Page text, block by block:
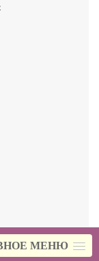
МЕНЮ